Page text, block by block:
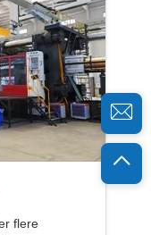
flere